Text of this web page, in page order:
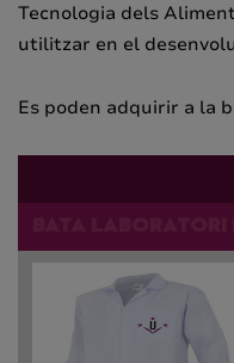
Tecnologia dels
utilitzar en el
Es poden adquirir a la